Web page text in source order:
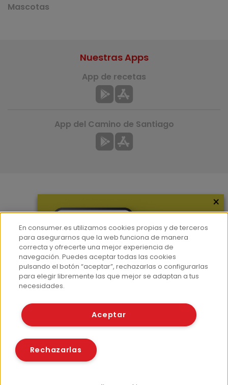
Mascotas
Hemeroteca
Contacto
Prensa
Corpus Lingüístico Consumer
Nuestras Apps
App de recetas
App del Camino de Santiago
© Fundación EROSKI
Políticas de cookies
×
En consumer.es utilizamos cookies propias y de terceros
para asegurarnos que la web funciona de manera
correcta y ofrecerte una mejor experiencia de
navegación. Puedes aceptar todas las cookies
pulsando el botón “aceptar”, rechazarlas o configurarlas
para elegir libremente las que mejor se adaptan a tus
necesidades.
Aceptar
Rechazarlas